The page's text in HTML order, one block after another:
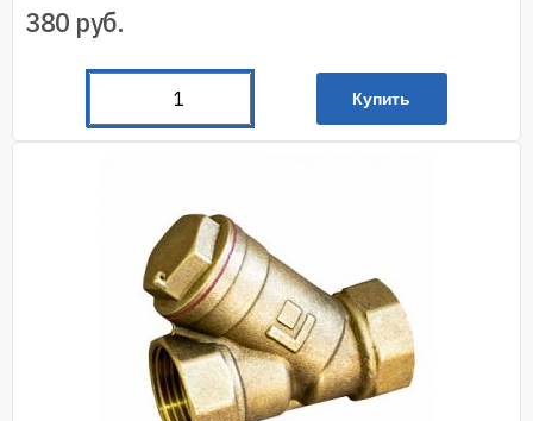
380 руб.
Купить